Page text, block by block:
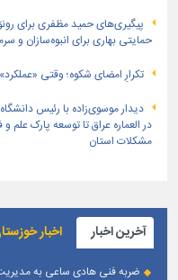
پیگیری‌های حمید مظفری برای
حمایتی بهاری برای انبوه‌سازان و
تکرارِ امضای شکوه؛ وقتی
دیدار موسوی‌زاده با رئیس
در العماره عراق تا توسعه پارک
مشکلات استان
آخرین اخبار اخبار
ضربه فنی هادی ساعی به